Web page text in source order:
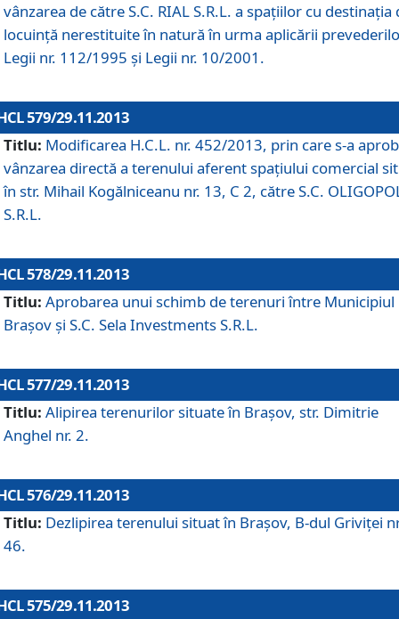
vânzarea de către S.C. RIAL S.R.L. a spaţiilor cu destinaţia
locuinţă nerestituite în natură în urma aplicării
Legii nr. 112/1995 şi Legii nr. 10/2001.
579/29.11.2013
Titlu: Modificarea H.C.L. nr. 452/2013, prin care s-a
vânzarea directă a terenului aferent spaţiului comercial
în str. Mihail Kogălniceanu nr. 13, C 2, către S.C.
S.R.L.
578/29.11.2013
Titlu: Aprobarea unui schimb de terenuri între Municipiul
Braşov şi S.C. Sela Investments S.R.L.
577/29.11.2013
Titlu: Alipirea terenurilor situate în Braşov, str. Dimitrie
Anghel nr. 2.
576/29.11.2013
Titlu: Dezlipirea terenului situat în Braşov, B-dul Griviţei
46.
575/29.11.2013